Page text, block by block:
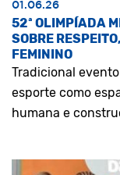
01.06.26
52ª OLIMPÍADA
SOBRE
FEMININO
Tradicional
esporte como
humana e